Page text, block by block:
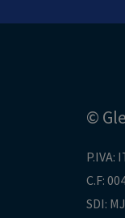
©
P.IVA:
C.F:
SDI: